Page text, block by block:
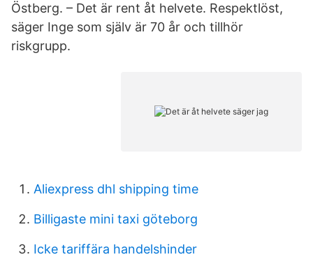
Östberg. – Det är rent åt helvete. Respektlöst,
säger Inge som själv är 70 år och tillhör
riskgrupp.
Aliexpress dhl shipping time
Billigaste mini taxi göteborg
Icke tariffära handelshinder